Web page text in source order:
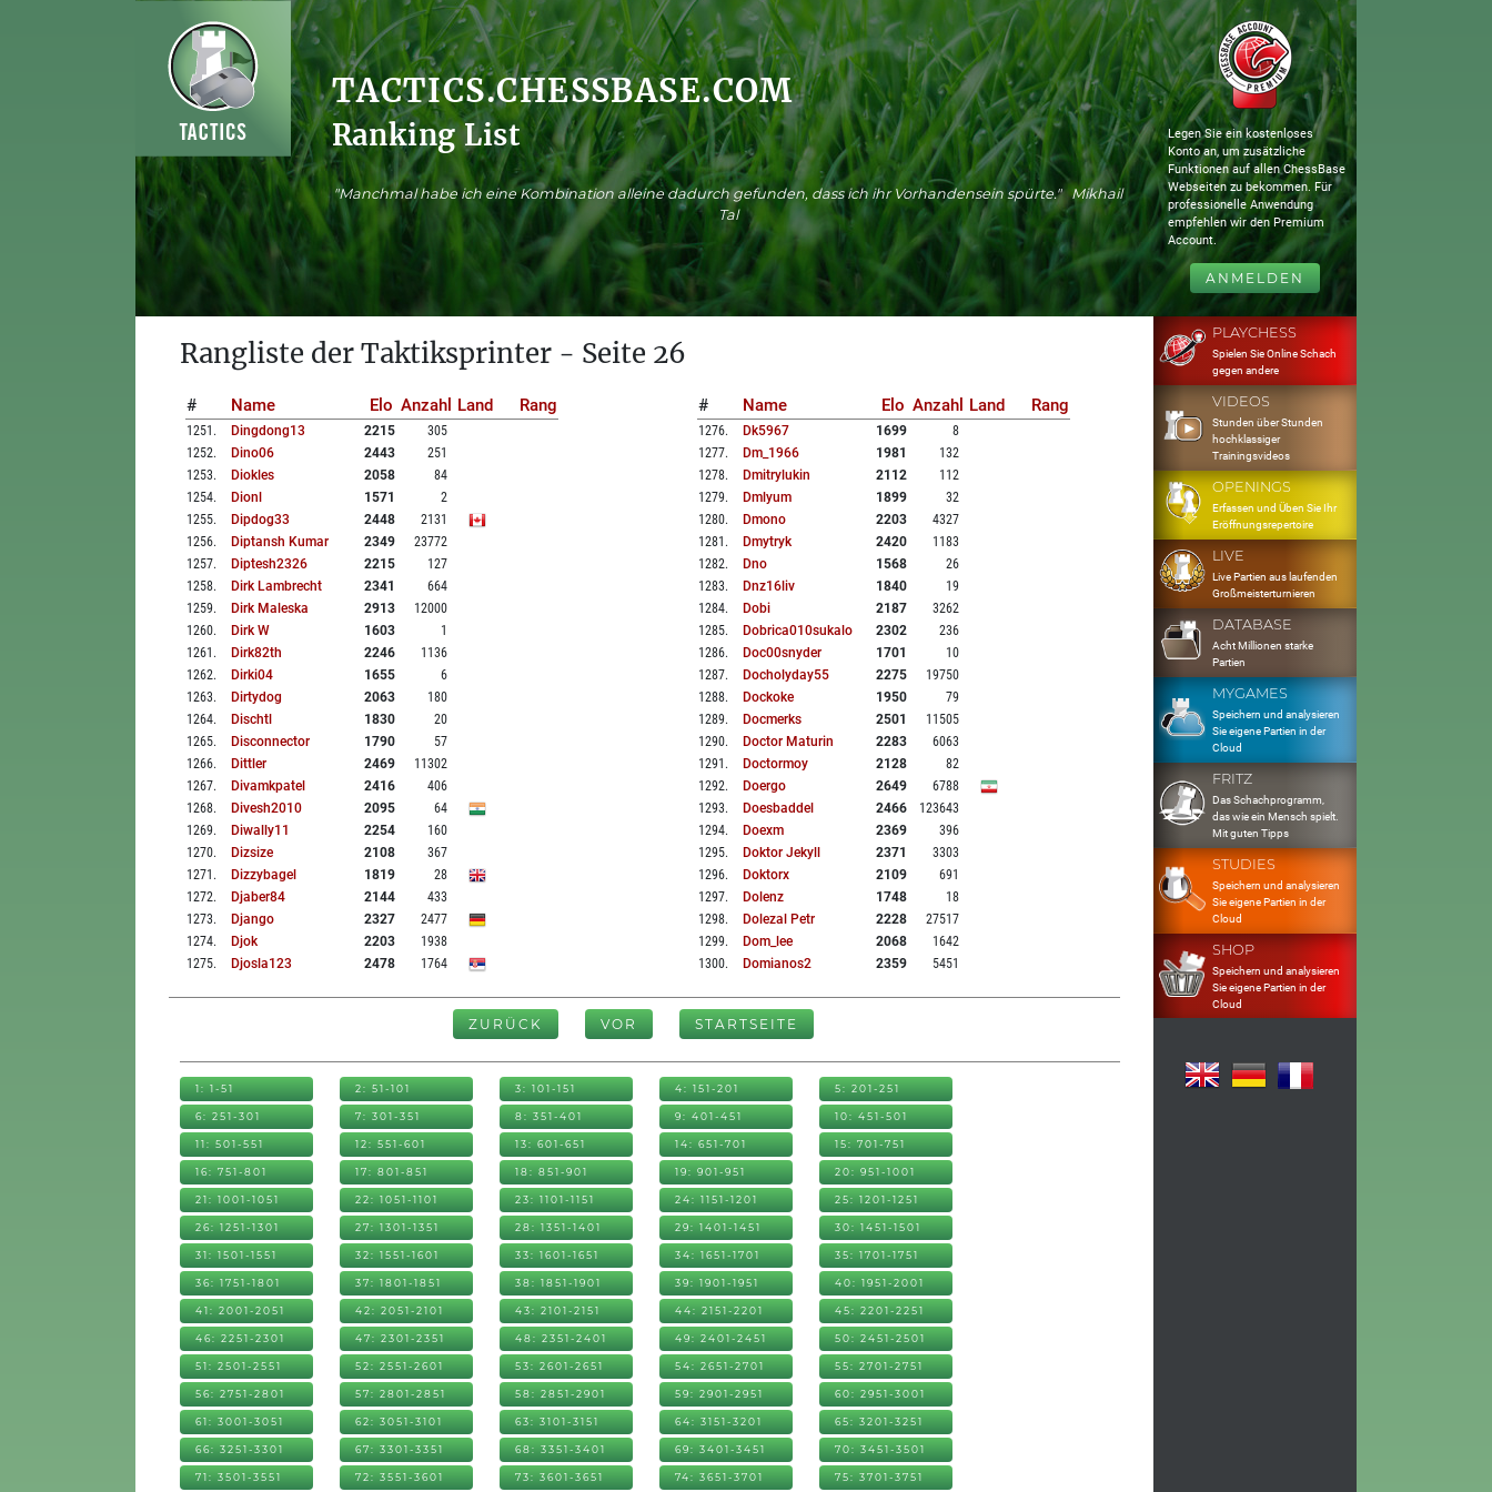
TACTICS.CHESSBASE.COM
Ranking List
"Manchmal habe ich eine Kombination alleine dadurch gefunden, dass ich ihr Vorhandensein spürte." Mikhail
Tal
Legen Sie ein kostenloses
Konto an, um zusätzliche
Funktionen auf allen ChessBase
Webseiten zu bekommen. Für
professionelle Anwendung
empfehlen wir den Premium
Account.
ANMELDEN
Rangliste der Taktiksprinter - Seite 26
# Name Elo Anzahl Land Rang
1251 . Dingdong13 2215
305
1252. Dino06 2443
251
1253. Diokles 2058
84
1254. Dionl 1571
2
1255. Dipdog33 2448
2131
1256. Diptansh Kumar 2349
23772
1257. Diptesh2326 2215
127
1258. Dirk Lambrecht 2341
664
1259. Dirk Maleska 2913
12000
1260. Dirk W 1603
1
1261 . Dirk82th 2246
1136
1262. Dirki04 1655
6
1263. Dirtydog 2063
180
1264. Dischtl 1830
20
1265. Disconnector 1790
57
1266. Dittler 2469
11302
1267. Divamkpatel 2416
406
1268. Divesh2010 2095
64
1269. Diwally11 2254
160
1270. Dizsize 2108
367
1271 . Dizzybagel 1819
28
1272. Djaber84 2144
433
1273. Django 2327
2477
1274. Djok 2203
1938
1275. Djosla123 2478 1764
# Name Elo Anzahl Land Rang
1276. Dk5967 1699
8
1277. Dm_1966 1981
132
1278. Dmitrylukin 2112
112
1279. Dmlyum 1899
32
1280. Dmono 2203
4327
1281 . Dmytryk 2420
1183
1282. Dno 1568
26
1283. Dnz16liv 1840
19
1284. Dobi 2187
3262
1285. Dobrica010sukalo 2302
236
1286. Doc00snyder 1701
10
1287. Docholyday55 2275
19750
1288. Dockoke 1950
79
1289. Docmerks 2501
11505
1290. Doctor Maturin 2283
6063
1291 . Doctormoy 2128
82
1292. Doergo 2649
6788
1293. Doesbaddel 2466
123643
1294. Doexm 2369
396
1295. Doktor Jekyll 2371
3303
1296. Doktorx 2109
691
1297. Dolenz 1748
18
1298. Dolezal Petr 2228
27517
1299. Dom_lee 2068
1642
1300. Domianos2 2359 5451
ZURÜCK VOR STARTSEITE
1: 1-51 2: 51-101 3: 101-151 4: 151-201 5: 201-251
6: 251-301 7: 301-351 8: 351-401 9: 401-451 10: 451-501
11: 501-551 12: 551-601 13: 601-651 14: 651-701 15: 701-751
16: 751-801 17: 801-851 18: 851-901 19: 901-951 20: 951-1001
21: 1001-1051 22: 1051-1101 23: 1101-1151 24: 1151-1201 25: 1201-1251
26: 1251-1301 27: 1301-1351 28: 1351-1401 29: 1401-1451 30: 1451-1501
31: 1501-1551 32: 1551-1601 33: 1601-1651 34: 1651-1701 35: 1701-1751
36: 1751-1801 37: 1801-1851 38: 1851-1901 39: 1901-1951 40: 1951-2001
41: 2001-2051 42: 2051-2101 43: 2101-2151 44: 2151-2201 45: 2201-2251
46: 2251-2301 47: 2301-2351 48: 2351-2401 49: 2401-2451 50: 2451-2501
51: 2501-2551 52: 2551-2601 53: 2601-2651 54: 2651-2701 55: 2701-2751
56: 2751-2801 57: 2801-2851 58: 2851-2901 59: 2901-2951 60: 2951-3001
61: 3001-3051 62: 3051-3101 63: 3101-3151 64: 3151-3201 65: 3201-3251
66: 3251-3301 67: 3301-3351 68: 3351-3401 69: 3401-3451 70: 3451-3501
71: 3501-3551 72: 3551-3601 73: 3601-3651 74: 3651-3701 75: 3701-3751
PLAYCHESS
Spielen Sie Online Schach
gegen andere
VIDEOS
Stunden über Stunden
hochklassiger
Trainingsvideos
OPENINGS
Erfassen und Üben Sie Ihr
Eröffnungsrepertoire
LIVE
Live Partien aus laufenden
Großmeisterturnieren
DATABASE
Acht Millionen starke
Partien
MYGAMES
Speichern und analysieren
Sie eigene Partien in der
Cloud
FRITZ
Das Schachprogramm,
das wie ein Mensch spielt.
Mit guten Tipps
STUDIES
Speichern und analysieren
Sie eigene Partien in der
Cloud
SHOP
Speichern und analysieren
Sie eigene Partien in der
Cloud